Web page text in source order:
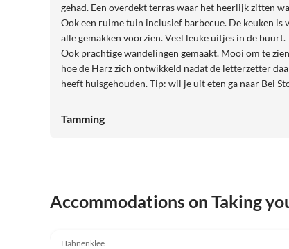
gehad. Een overdekt terras waar het heerlijk zitten
Ook een ruime tuin inclusief barbecue. De keuken is
alle gemakken voorzien. Veel leuke uitjes in de buurt.
Ook prachtige wandelingen gemaakt. Mooi om te zien
hoe de Harz zich ontwikkeld nadat de letterzetter
heeft huisgehouden. Tip: wil je uit eten ga naar Bei
leuk bedrag.
Tamming
Accommodations on Taking
Hahnenklee